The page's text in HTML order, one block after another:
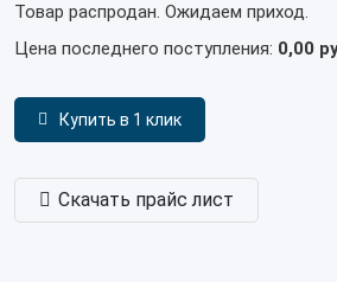
Товар распродан. Ожидаем приход.
Цена последнего поступления: 0,00
Купить в 1 клик
Скачать прайс лист